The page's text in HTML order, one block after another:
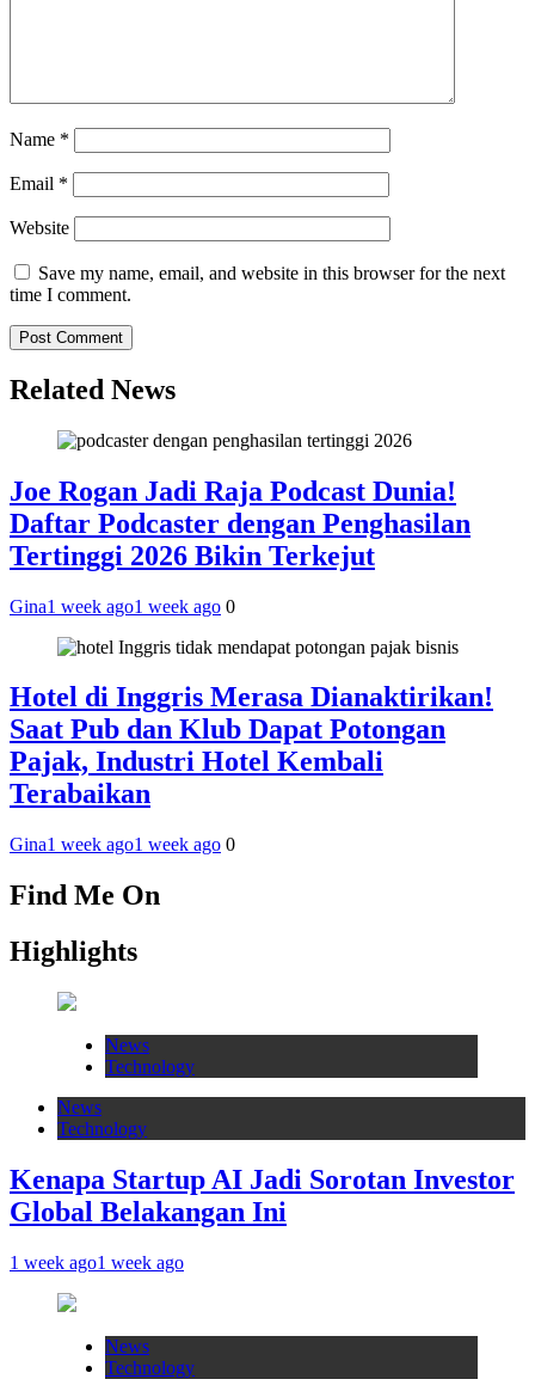
Name *
Email *
Website
Save my name, email, and website in this browser for the next
time I comment.
Related News
Joe Rogan Jadi Raja Podcast Dunia!
Daftar Podcaster dengan Penghasilan
Tertinggi 2026 Bikin Terkejut
Gina1 week ago1 week ago 0
Hotel di Inggris Merasa Dianaktirikan!
Saat Pub dan Klub Dapat Potongan
Pajak, Industri Hotel Kembali
Terabaikan
Gina1 week ago1 week ago 0
Find Me On
Highlights
News
Technology
News
Technology
Kenapa Startup AI Jadi Sorotan Investor
Global Belakangan Ini
1 week ago1 week ago
News
Technology